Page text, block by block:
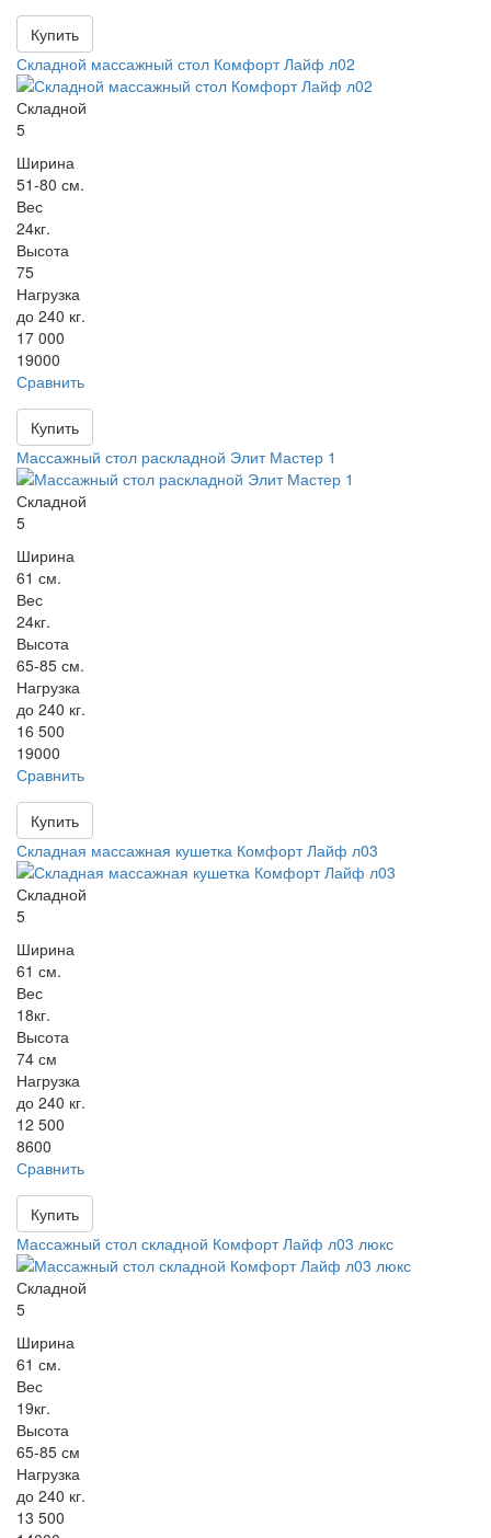
Купить
Складной массажный стол Комфорт Лайф л02
Складной
5
Ширина
51-80 см.
Вес
24кг.
Высота
75
Нагрузка
до 240 кг.
17 000
19000
Сравнить
Купить
Массажный стол раскладной Элит Мастер 1
Складной
5
Ширина
61 см.
Вес
24кг.
Высота
65-85 см.
Нагрузка
до 240 кг.
16 500
19000
Сравнить
Купить
Складная массажная кушетка Комфорт Лайф л03
Складной
5
Ширина
61 см.
Вес
18кг.
Высота
74 см
Нагрузка
до 240 кг.
12 500
8600
Сравнить
Купить
Массажный стол складной Комфорт Лайф л03 люкс
Складной
5
Ширина
61 см.
Вес
19кг.
Высота
65-85 см
Нагрузка
до 240 кг.
13 500